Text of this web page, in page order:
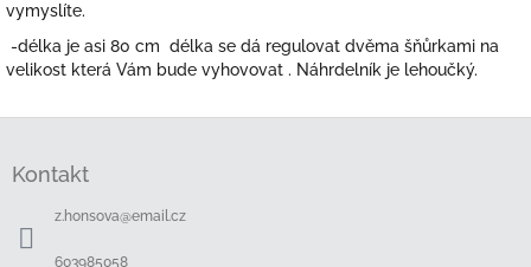
vymyslíte.
-délka je asi 80 cm délka se dá regulovat dvěma šňůrkami na
velikost která Vám bude vyhovovat . Náhrdelník je lehoučký.
Kontakt
z.honsova@email.cz
603985058